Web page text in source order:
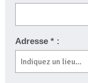
Adresse * :